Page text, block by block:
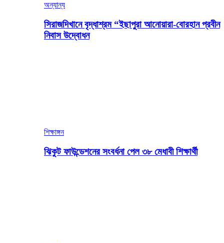
অন্যান্য
সিরাজদিখানে বৃদ্ধাশ্রম “ইছাপুরা আনোয়ারা-বোরহান প্রবীন
নিবাস উদ্বোধন
শিক্ষাঙ্গন
ঝিকুট ফাউন্ডেশনের সংবর্ধনা পেল ৩৮ মেধাবী শিক্ষার্থী